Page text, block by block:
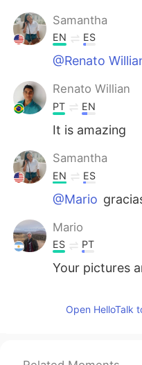
Samantha
EN ES
@Renato
Renato Willian
PT EN
It is amazing
Samantha
EN ES
@Mario
Mario
ES PT
Your pictures
Open HelloTalk